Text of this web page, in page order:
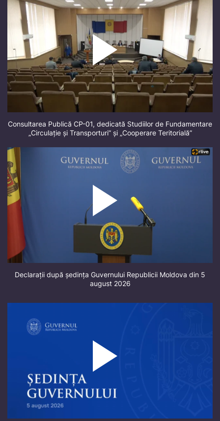
Consultarea Publică CP-01, dedicată Studiilor de Fundamentare
„Circulație și Transporturi” și „Cooperare Teritorială”
Declarații după ședința Guvernului Republicii Moldova din 5
august 2026